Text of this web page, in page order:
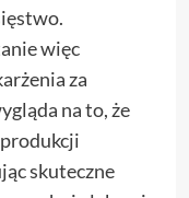
więc
za
na to, że
skuteczne